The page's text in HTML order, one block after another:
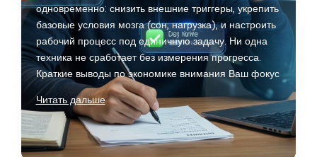
одновременно: снизить внешние триггеры, укрепить
базовые условия мозга (сон, нагрузка), и настроить
рабочий процесс под единичную задачу. Ни одна
техника не сработает без измерения прогресса.
Краткие выводы по экономике внимания Ваш фокус
Экономика
внимания:
почему
мы
Читать дальше